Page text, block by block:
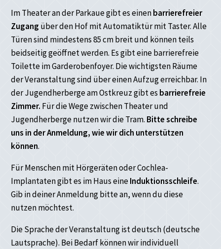
Im Theater an der Parkaue gibt es einenbarrierefreier
Zugang über den Hof mit Automatiktür mit Taster. Alle
Türen sind mindestens 85 cm breit und können teils
beidseitig geöffnet werden. Es gibt eine barrierefreie
Toilette im Garderobenfoyer. Die wichtigsten Räume
der Veranstaltung sind über einen Aufzug erreichbar. In
der Jugendherberge am Ostkreuz gibt es barrierefreie
Zimmer. Für die Wege zwischen Theater und
Jugendherberge nutzen wir die Tram. Bitte schreibe
uns in der Anmeldung, wie wir dich unterstützen
können.
Für Menschen mit Hörgeräten oder Cochlea-
Implantaten gibt es im Haus eineInduktionsschleife.
Gib in deiner Anmeldung bitte an, wenn du diese
nutzen möchtest.
Die Sprache der Veranstaltung ist deutsch (deutsche
Lautsprache). Bei Bedarf können wir individuell